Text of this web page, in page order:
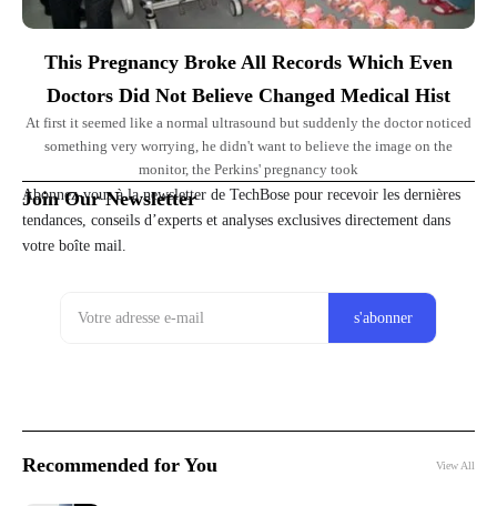
This Pregnancy Broke All Records Which Even
Doctors Did Not Believe Changed Medical Hist
At first it seemed like a normal ultrasound but suddenly the doctor noticed
something very worrying, he didn't want to believe the image on the
monitor, the Perkins' pregnancy took
Join Our Newsletter
Abonnez-vous à la newsletter de TechBose pour recevoir les dernières
tendances, conseils d’experts et analyses exclusives directement dans
votre boîte mail.
Recommended for You View All